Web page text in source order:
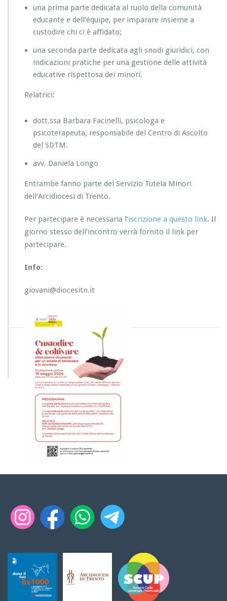
una prima parte dedicata al ruolo della comunità
educante e dell’équipe, per imparare insieme a
custodire chi ci è affidato;
una seconda parte dedicata agli snodi giuridici, con
indicazioni pratiche per una gestione delle attività
educative rispettosa dei minori.
Relatrici:
dott.ssa Barbara Facinelli, psicologa e
psicoterapeuta, responsabile del Centro di Ascolto
del SDTM.
avv. Daniela Longo
Entrambe fanno parte del Servizio Tutela Minori
dell’Arcidiocesi di Trento.
Per partecipare è necessaria l’iscrizione a questo link. Il
giorno stesso dell’incontro verrà fornito il link per
partecipare.
Info:
giovani@diocesitn.it